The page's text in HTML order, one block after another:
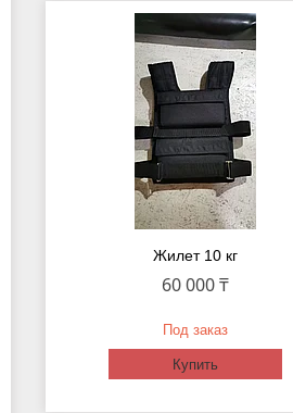
Жилет 10 кг
60 000 ₸
Под заказ
Купить